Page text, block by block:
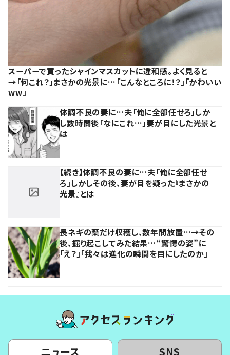
スーパーで買ったシャインマスカットに違和感。よく見ると
→「何これ？」まさかの光景に…「こんなところに！？」「かわいい
ww」
体調不良の妻に…夫「俺に全部任せろ」しか
し数時間後「なにこれ…」妻が目にした光景と
は
【続き】体調不良の妻に…夫「俺に全部任せ
ろ」しかしその後、妻が目を疑った『まさかの
光景』とは
長ネギの葉だけ収穫し、数年間放置…→その
後、掘り起こしてみた結果…“驚愕の姿”に
「え？」「我々は進化の瞬間を目にしたのか」
ニュース SNS